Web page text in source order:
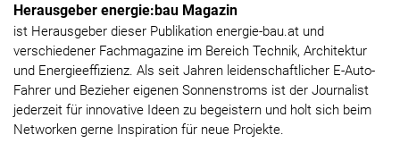
Herausgeber energie:bau Magazin
ist Herausgeber dieser Publikation energie-bau.at und
verschiedener Fachmagazine im Bereich Technik, Architektur
und Energieeffizienz. Als seit Jahren leidenschaftlicher E-Auto-
Fahrer und Bezieher eigenen Sonnenstroms ist der Journalist
jederzeit für innovative Ideen zu begeistern und holt sich beim
Networken gerne Inspiration für neue Projekte.